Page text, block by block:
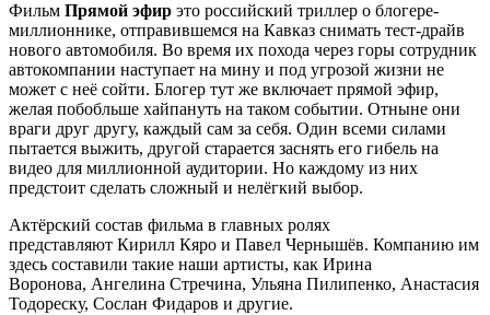
Фильм Прямой эфир это российский триллер о блогере-
миллионнике, отправившемся на Кавказ снимать тест-драйв
нового автомобиля. Во время их похода через горы сотрудник
автокомпании наступает на мину и под угрозой жизни не
может с неё сойти. Блогер тут же включает прямой эфир,
желая побобльше хайпануть на таком событии. Отныне они
враги друг другу, каждый сам за себя. Один всеми силами
пытается выжить, другой старается заснять его гибель на
видео для миллионной аудитории. Но каждому из них
предстоит сделать сложный и нелёгкий выбор.
Актёрский состав фильма в главных ролях
представляют Кирилл Кяро и Павел Чернышёв. Компанию им
здесь составили такие наши артисты, как Ирина
Воронова, Ангелина Стречина, Ульяна Пилипенко, Анастасия
Тодореску, Сослан Фидаров и другие.